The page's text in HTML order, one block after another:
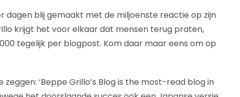
dagen blij gemaakt met de miljoenste reactie op zijn
krijgt het voor elkaar dat mensen terug praten,
tegelijk per blogpost. Kom daar maar eens om op
‘Beppe Grillo’s Blog is the most-read blog in